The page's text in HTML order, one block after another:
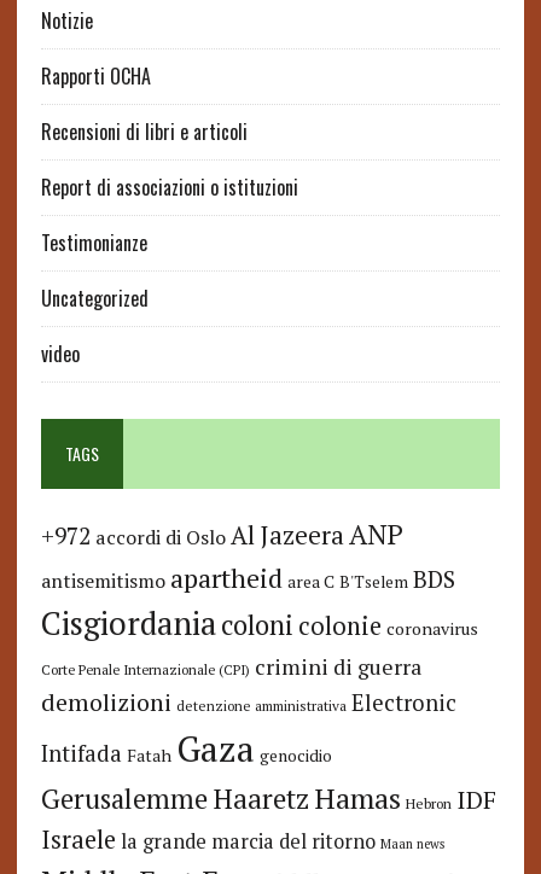
Notizie
Rapporti OCHA
Recensioni di libri e articoli
Report di associazioni o istituzioni
Testimonianze
Uncategorized
video
TAGS
+972 accordi di Oslo Al JazeeraANP
antisemitismo apartheid area C B'Tselem BDS
Cisgiordaniacoloni colonie coronavirus
Corte Penale Internazionale (CPI) crimini di guerra
demolizioni detenzione amministrativa Electronic
Intifada Fatah Gaza genocidio
GerusalemmeHaaretzHamas Hebron IDF
Israele la grande marcia del ritorno Maan news